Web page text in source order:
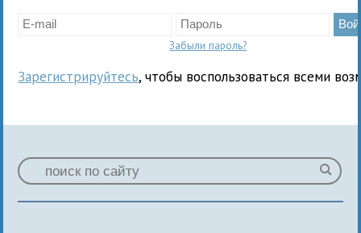
Забыли пароль?
Зарегистрируйтесь, чтобы воспользоваться всеми